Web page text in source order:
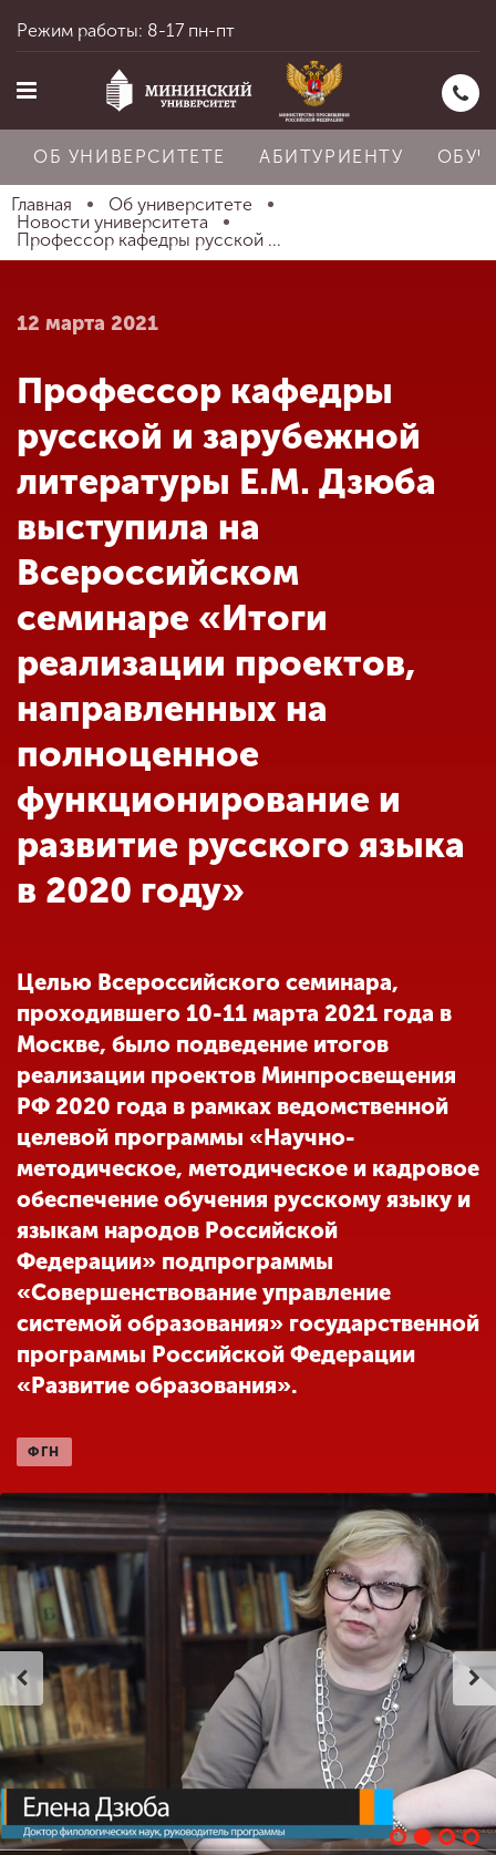
Главная
Абитуриенту
Обучение
Наука
Международная
деятельность
Другие виды
деятельности
Студенческая жизнь
организации
Приемная
комиссия
+7 (831) 262-26-20
Режим работы: 8-17 пн-пт
ОБ УНИВЕРСИТЕТЕ АБИТУРИЕНТУ
Главная
Об университете
Новости университета
Профессор кафедры русской ...
12 марта 2021
Профессор кафедры
русской и зарубежной
литературы Е.М. Дзюба
выступила на
Всероссийском
семинаре «Итоги
реализации проектов,
направленных на
полноценное
функционирование и
развитие русского языка
в 2020 году»
Целью Всероссийского семинара,
проходившего 10-11 марта 2021 года в
Москве, было подведение итогов
реализации проектов Минпросвещения
РФ 2020 года в рамках ведомственной
целевой программы «Научно-
методическое, методическое и кадровое
обеспечение обучения русскому языку и
языкам народов Российской
Федерации» подпрограммы
«Совершенствование управление
системой образования» государственной
программы Российской Федерации
«Развитие образования».
ФГН